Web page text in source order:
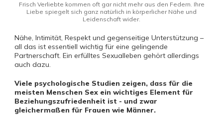
Frisch Verliebte kommen oft gar nicht mehr aus den Federn. Ihre
Liebe spiegelt sich ganz natürlich in körperlicher Nähe und
Leidenschaft wider.
Nähe, Intimität, Respekt und gegenseitige Unterstützung –
all das ist essentiell wichtig für eine gelingende
Partnerschaft. Ein erfülltes Sexualleben gehört allerdings
auch dazu.
Viele psychologische Studien zeigen, dass für die
meisten Menschen Sex ein wichtiges Element für
Beziehungszufriedenheit ist - und zwar
gleichermaßen für Frauen wie Männer.